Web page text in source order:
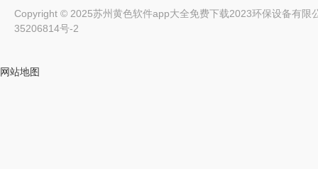
Copyright © 2025苏州黄色软件app大全免费下载2023环保设备有限
35206814号-2
网站地图